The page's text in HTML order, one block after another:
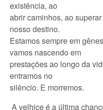
existência, ao
abrir caminhos, ao
nosso destino.
Estamos sempre em
vamos nascendo em
prestações ao longo da
entramos no
silêncio. E morremos.
A velhice é a última